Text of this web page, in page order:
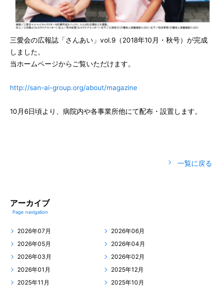
三愛会の広報誌「さんあい」vol.9（2018年10月・秋号）が完成
しました。
当ホームページからご覧いただけます。
http://san-ai-group.org/about/magazine
10月6日頃より、病院内や各事業所他にて配布・設置します。
一覧に戻る
アーカイブ
Page navigation
2026年07月
2026年06月
2026年05月
2026年04月
2026年03月
2026年02月
2026年01月
2025年12月
2025年11月
2025年10月